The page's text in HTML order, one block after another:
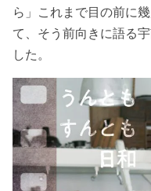
ら」これまで目の前に
て、そう前向きに語る
した。